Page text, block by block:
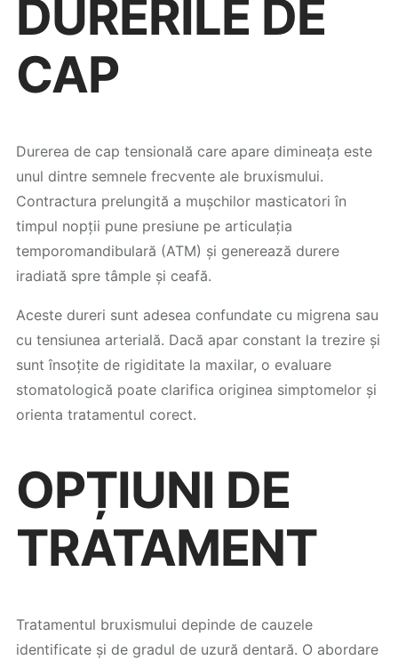
DURERILE DE
CAP
Durerea de cap tensională care apare dimineața este
unul dintre semnele frecvente ale bruxismului.
Contractura prelungită a mușchilor masticatori în
timpul nopții pune presiune pe articulația
temporomandibulară (ATM) și generează durere
iradiată spre tâmple și ceafă.
Aceste dureri sunt adesea confundate cu migrena sau
cu tensiunea arterială. Dacă apar constant la trezire și
sunt însoțite de rigiditate la maxilar, o evaluare
stomatologică poate clarifica originea simptomelor și
orienta tratamentul corect.
OPȚIUNI DE
TRATAMENT
Tratamentul bruxismului depinde de cauzele
identificate și de gradul de uzură dentară. O abordare